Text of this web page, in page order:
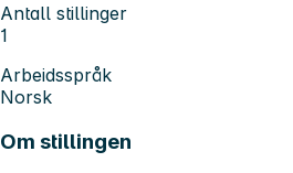
Antall stillinger
1
Arbeidsspråk
Norsk
Om stillingen